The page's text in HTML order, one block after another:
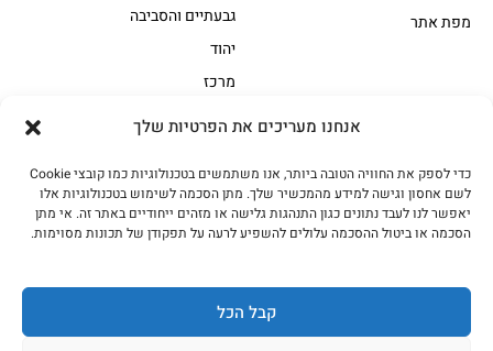
אנחנו מעריכים את הפרטיות שלך
כדי לספק את החוויה הטובה ביותר, אנו משתמשים בטכנולוגיות כמו קובצי Cookie
לשם אחסון וגישה למידע מהמכשיר שלך. מתן הסכמה לשימוש בטכנולוגיות אלו
יאפשר לנו לעבד נתונים כגון התנהגות גלישה או מזהים ייחודיים באתר זה. אי מתן
הסכמה או ביטול ההסכמה עלולים להשפיע לרעה על תפקודן של תכונות מסוימות.
קבל הכל
אווז
בשר בקר משובח
בשר בקר עגלה משובח
בשר למעשנת
הודו
חלקים אחוריים
מיוחדי מסורת1
נתחי פנים
עוף
גבעתיים והסביבה
יהוד
מרכז
מפת אתר